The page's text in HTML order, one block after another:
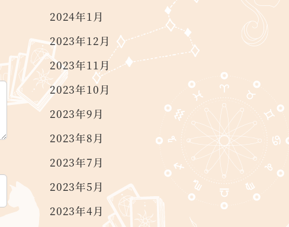
2024年1月
2023年12月
2023年11月
2023年10月
2023年9月
2023年8月
2023年7月
2023年5月
2023年4月